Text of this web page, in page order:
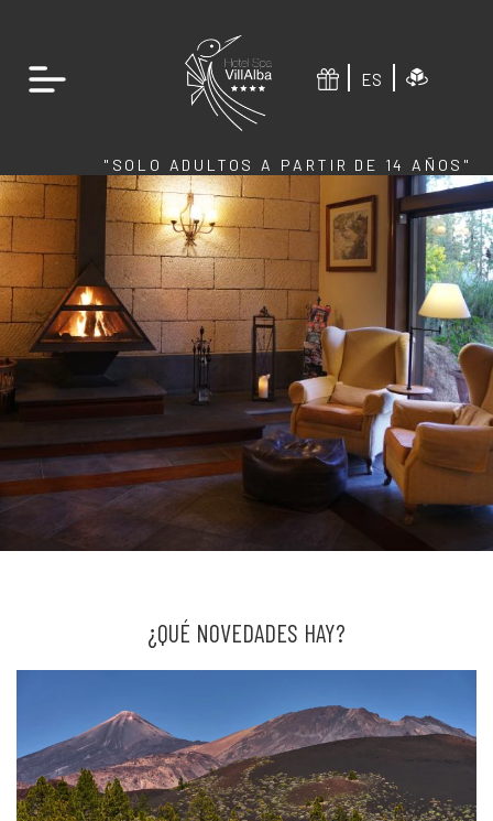
ES
"SOLO ADULTOS A PARTIR DE 14 AÑOS"
¿QUÉ NOVEDADES HAY?